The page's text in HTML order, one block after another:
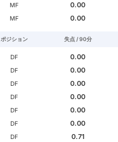
MF
0.00
MF 0.00
ポジション 失点 / 90分
DF
0.00
DF
0.00
DF
0.00
DF
0.00
DF
0.00
DF
0.00
DF
0.71